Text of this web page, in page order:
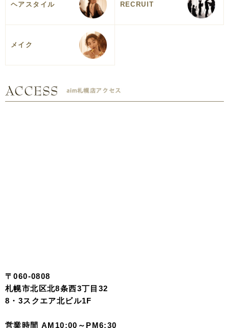
ヘアスタイル RECRUIT
メイク
〒060-0808
札幌市北区北8条西3丁目32
8・3スクエア北ビル1F
営業時間 AM10:00～PM6:30